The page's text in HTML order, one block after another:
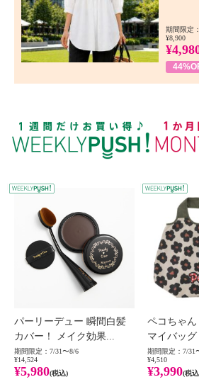
期間限定
¥8,900
パーリーデュー 瞬間白髪
カバー！ メイク効果...
期間限定：7/31〜8/6
¥14,524
¥5,980(税込)
ペコちゃ
マイバッグ
期間限定：7/31
¥4,510
¥3,990(税